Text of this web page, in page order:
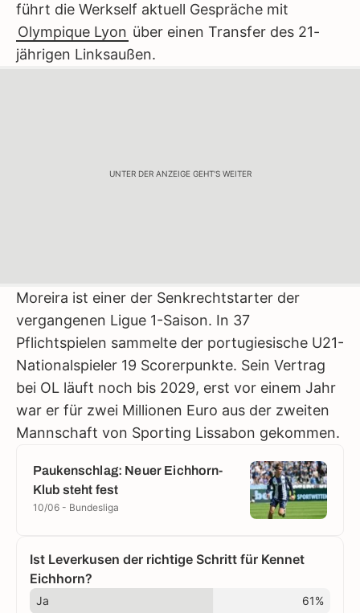
führt die Werkself aktuell Gespräche mit
Olympique Lyon über einen Transfer des 21-
jährigen Linksaußen.
UNTER DER ANZEIGE GEHT'S WEITER
Moreira ist einer der Senkrechtstarter der
vergangenen Ligue 1-Saison. In 37
Pflichtspielen sammelte der portugiesische U21-
Nationalspieler 19 Scorerpunkte. Sein Vertrag
bei OL läuft noch bis 2029, erst vor einem Jahr
war er für zwei Millionen Euro aus der zweiten
Mannschaft von Sporting Lissabon gekommen.
Paukenschlag: Neuer Eichhorn-
Klub steht fest
10/06 - Bundesliga
Ist Leverkusen der richtige Schritt für Kennet
Eichhorn?
Ja
61%